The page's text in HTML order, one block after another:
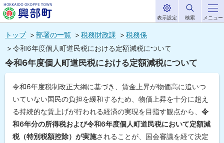
メ
北海道興部
町
HOKKAIDO OKOPPE TOWN
メニュー
表示設定 検索
トップ 部署の一覧 税務財政課
税務係
令和6年度個人町道民税における定額減税について
令和6年度個人町道民税における定額減税について
令和6年度税制改正大綱に基づき、賃金上昇が物価高に追いつ
いていない国民の負担を緩和するため、物価上昇を十分に超え
る持続的な賃上げが行われる経済の実現を目指す観点から、 令
和6年分の所得税および令和6年度個人町道民税において定額減
税（特別税額控除）が実施されることが、国会審議を経て決定